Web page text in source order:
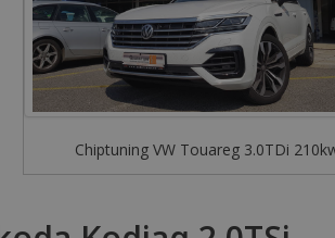
Chiptuning VW Touareg 3.0TDi